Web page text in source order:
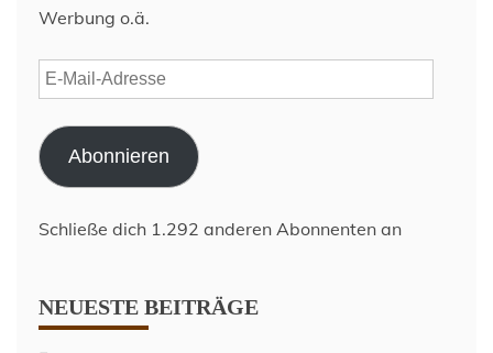
Werbung o.ä.
E-
Mail-
Adresse
Abonnieren
Schließe dich 1.292 anderen Abonnenten an
NEUESTE BEITRÄGE